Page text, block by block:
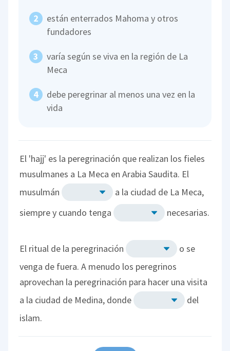
están enterrados Mahoma y otros
fundadores
varía según se viva en la región de La
Meca
debe peregrinar al menos una vez en la
vida
El 'hajj' es la peregrinación que realizan los fieles
musulmanes a La Meca en Arabia Saudita. El
musulmán
a la ciudad de La Meca,
siempre y cuando tenga
necesarias.
El ritual de la peregrinación
o se
venga de fuera. A menudo los peregrinos
aprovechan la peregrinación para hacer una visita
a la ciudad de Medina, donde
del
islam.